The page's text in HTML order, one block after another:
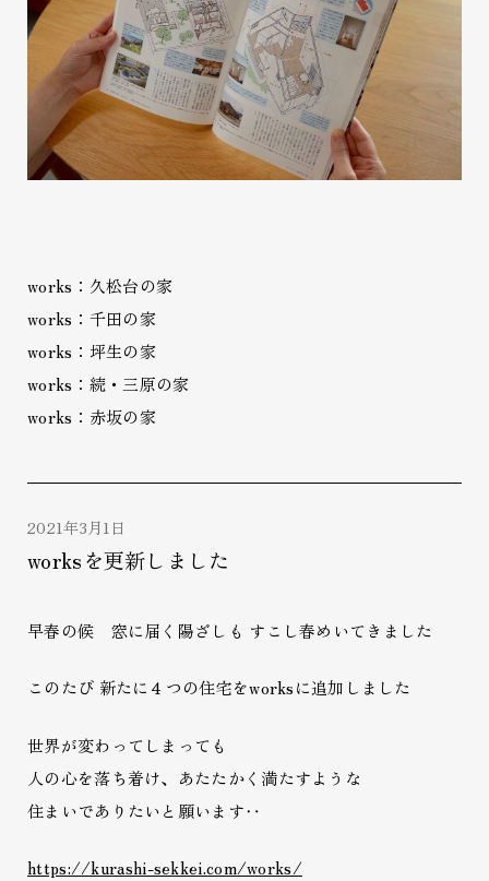
works：久松台の家
works：千田の家
works：坪生の家
works：続・三原の家
works：赤坂の家
2021年3月1日
worksを更新しました
早春の候 窓に届く陽ざしも すこし春めいてきました
このたび 新たに４つの住宅をworksに追加しました
世界が変わってしまっても
人の心を落ち着け、あたたかく満たすような
住まいでありたいと願います‥
https://kurashi-sekkei.com/works/